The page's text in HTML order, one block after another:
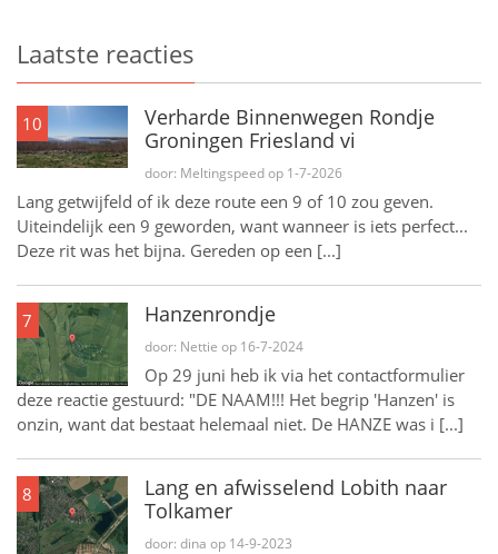
Laatste reacties
10
Verharde Binnenwegen Rondje
Groningen Friesland vi
door: Meltingspeed op 1-7-2026
Lang getwijfeld of ik deze route een 9 of 10 zou geven.
Uiteindelijk een 9 geworden, want wanneer is iets perfect...
Deze rit was het bijna. Gereden op een [...]
7 Hanzenrondje
door: Nettie op 16-7-2024
Op 29 juni heb ik via het contactformulier
deze reactie gestuurd: "DE NAAM!!! Het begrip 'Hanzen' is
onzin, want dat bestaat helemaal niet. De HANZE was i [...]
8
Lang en afwisselend Lobith naar
Tolkamer
door: dina op 14-9-2023